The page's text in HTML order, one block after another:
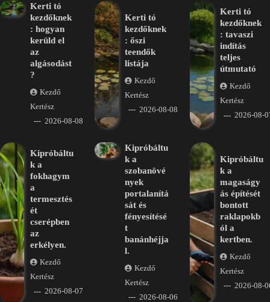
Kerti tó
kezdőknek
: hogyan
kerüld el
az
algásodást
?
Kezdő
Kertész
2026-08-08
Kerti tó
kezdőknek
: őszi
teendők
listája
Kezdő
Kertész
2026-08-08
Kerti tó
kezdőknek
: tavaszi
indítás
teljes
útmutató
Kezdő
Kertész
2026-08-
Kipróbáltu
k a
fokhagym
a
termesztés
ét
cserépben
az
erkélyen.
Kezdő
Kertész
2026-08-07
Kipróbáltu
k a
szobanövé
nyek
portalanítá
sát és
fényesítésé
t
banánhéjja
l.
Kezdő
Kertész
2026-08-06
Kipróbáltu
k a
magaságy
ás építését
bontott
raklapokb
ól a
kertben.
Kezdő
Kertész
2026-08-